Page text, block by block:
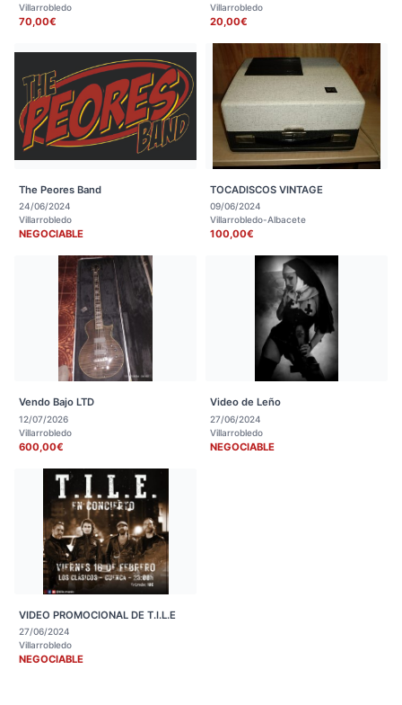
Villarrobledo
70,00€
Villarrobledo
20,00€
The Peores Band
24/06/2024
Villarrobledo
NEGOCIABLE
TOCADISCOS VINTAGE
09/06/2024
Villarrobledo-Albacete
100,00€
Vendo Bajo LTD
12/07/2026
Villarrobledo
600,00€
Video de Leño
27/06/2024
Villarrobledo
NEGOCIABLE
VIDEO PROMOCIONAL DE T.I.L.E
27/06/2024
Villarrobledo
NEGOCIABLE